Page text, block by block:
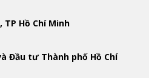
TP Hồ Chí Minh
Đầu tư Thành phố Hồ Chí